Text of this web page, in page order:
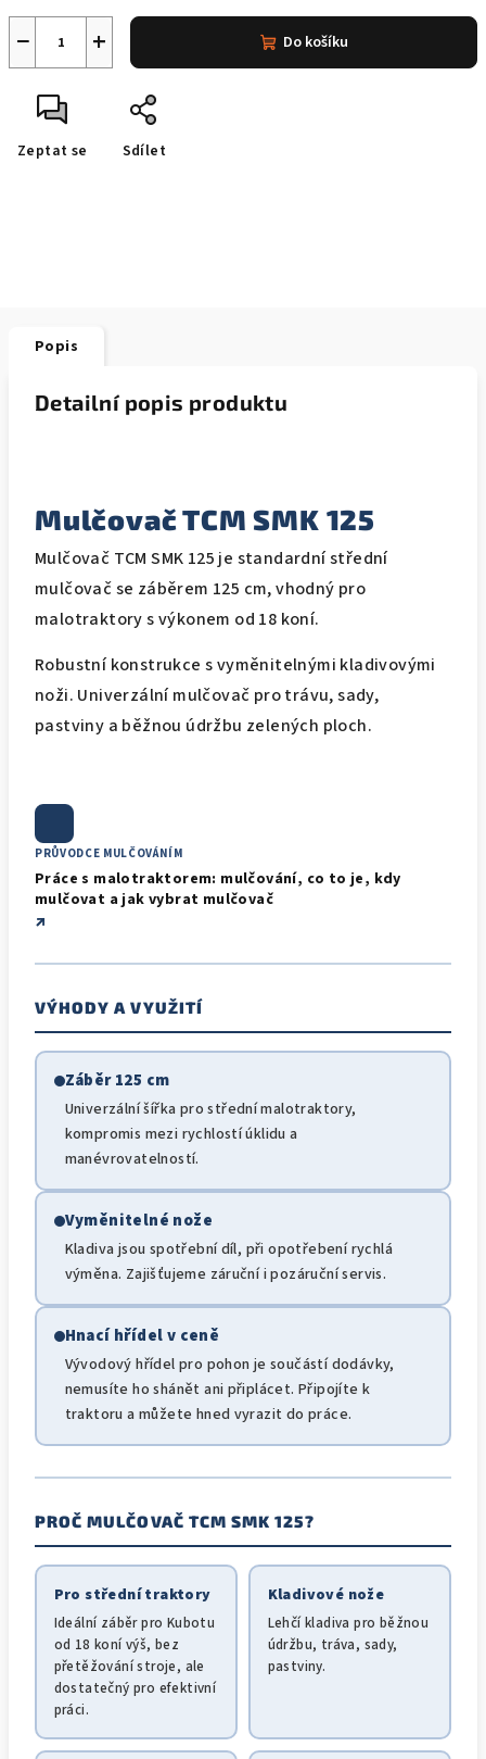
+
− Do košíku
Zeptat se Sdílet
Popis
Detailní popis produktu
Mulčovač TCM SMK 125
Mulčovač TCM SMK 125 je standardní střední
mulčovač se záběrem 125 cm, vhodný pro
malotraktory s výkonem od 18 koní.
Robustní konstrukce s vyměnitelnými kladivovými
noži. Univerzální mulčovač pro trávu, sady,
pastviny a běžnou údržbu zelených ploch.
PRŮVODCE MULČOVÁNÍM
Práce s malotraktorem: mulčování, co to je, kdy
mulčovat a jak vybrat mulčovač
↗
VÝHODY A VYUŽITÍ
Záběr 125 cm
Univerzální šířka pro střední malotraktory,
kompromis mezi rychlostí úklidu a
manévrovatelností.
Vyměnitelné nože
Kladiva jsou spotřební díl, při opotřebení rychlá
výměna. Zajišťujeme záruční i pozáruční servis.
Hnací hřídel v ceně
Vývodový hřídel pro pohon je součástí dodávky,
nemusíte ho shánět ani připlácet. Připojíte k
traktoru a můžete hned vyrazit do práce.
PROČ MULČOVAČ TCM SMK 125?
Pro střední traktory
Ideální záběr pro Kubotu
od 18 koní výš, bez
přetěžování stroje, ale
dostatečný pro efektivní
práci.
Kladivové nože
Lehčí kladiva pro běžnou
údržbu, tráva, sady,
pastviny.